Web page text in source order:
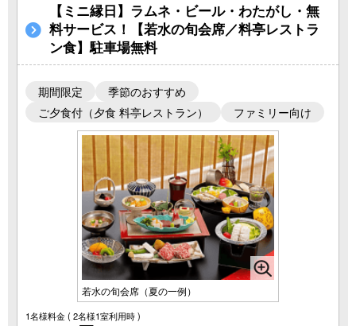
【ミニ縁日】ラムネ・ビール・わたがし・無
料サービス！【若水の旬会席／料亭レストラ
ン食】駐車場無料
期間限定
季節のおすすめ
ご夕食付（夕食 料亭レストラン）
ファミリー向け
若水の旬会席（夏の一例）
1名様料金( 2名様1室利用時 )